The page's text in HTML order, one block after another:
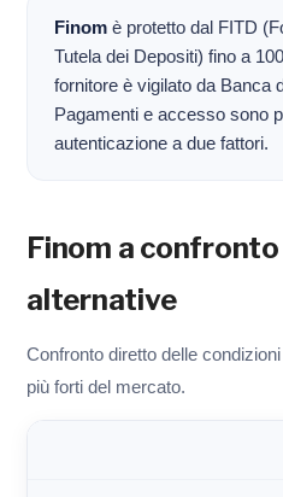
Finom è protetto dal FITD
Tutela dei Depositi) fino a
fornitore è vigilato da Banca
Pagamenti e accesso sono
autenticazione a due fattori.
Finom a confronto
alternative
Confronto diretto delle
più forti del mercato.